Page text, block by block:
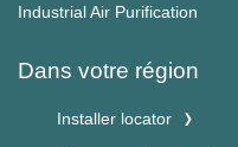
Industrial Air Purification
Dans votre région
Installer locator